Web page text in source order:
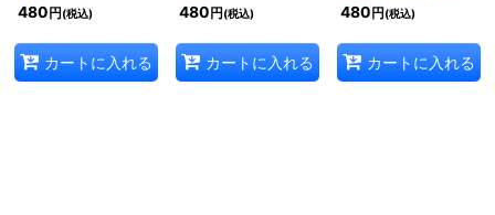
480 円 (税込)
カートに入れる
480 円 (税込)
カートに入れる
480 円 (税込)
カートに入れる